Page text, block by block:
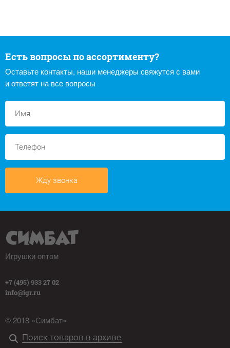
Есть вопросы по ассортименту?
Оставьте контакты, наши менеджеры свяжутся с вами
и ответят на все вопросы
Жду звонка
Игрушки оптом
+7 (495) 933 27 02
info@igr.ru
© 2018 «Симбат»